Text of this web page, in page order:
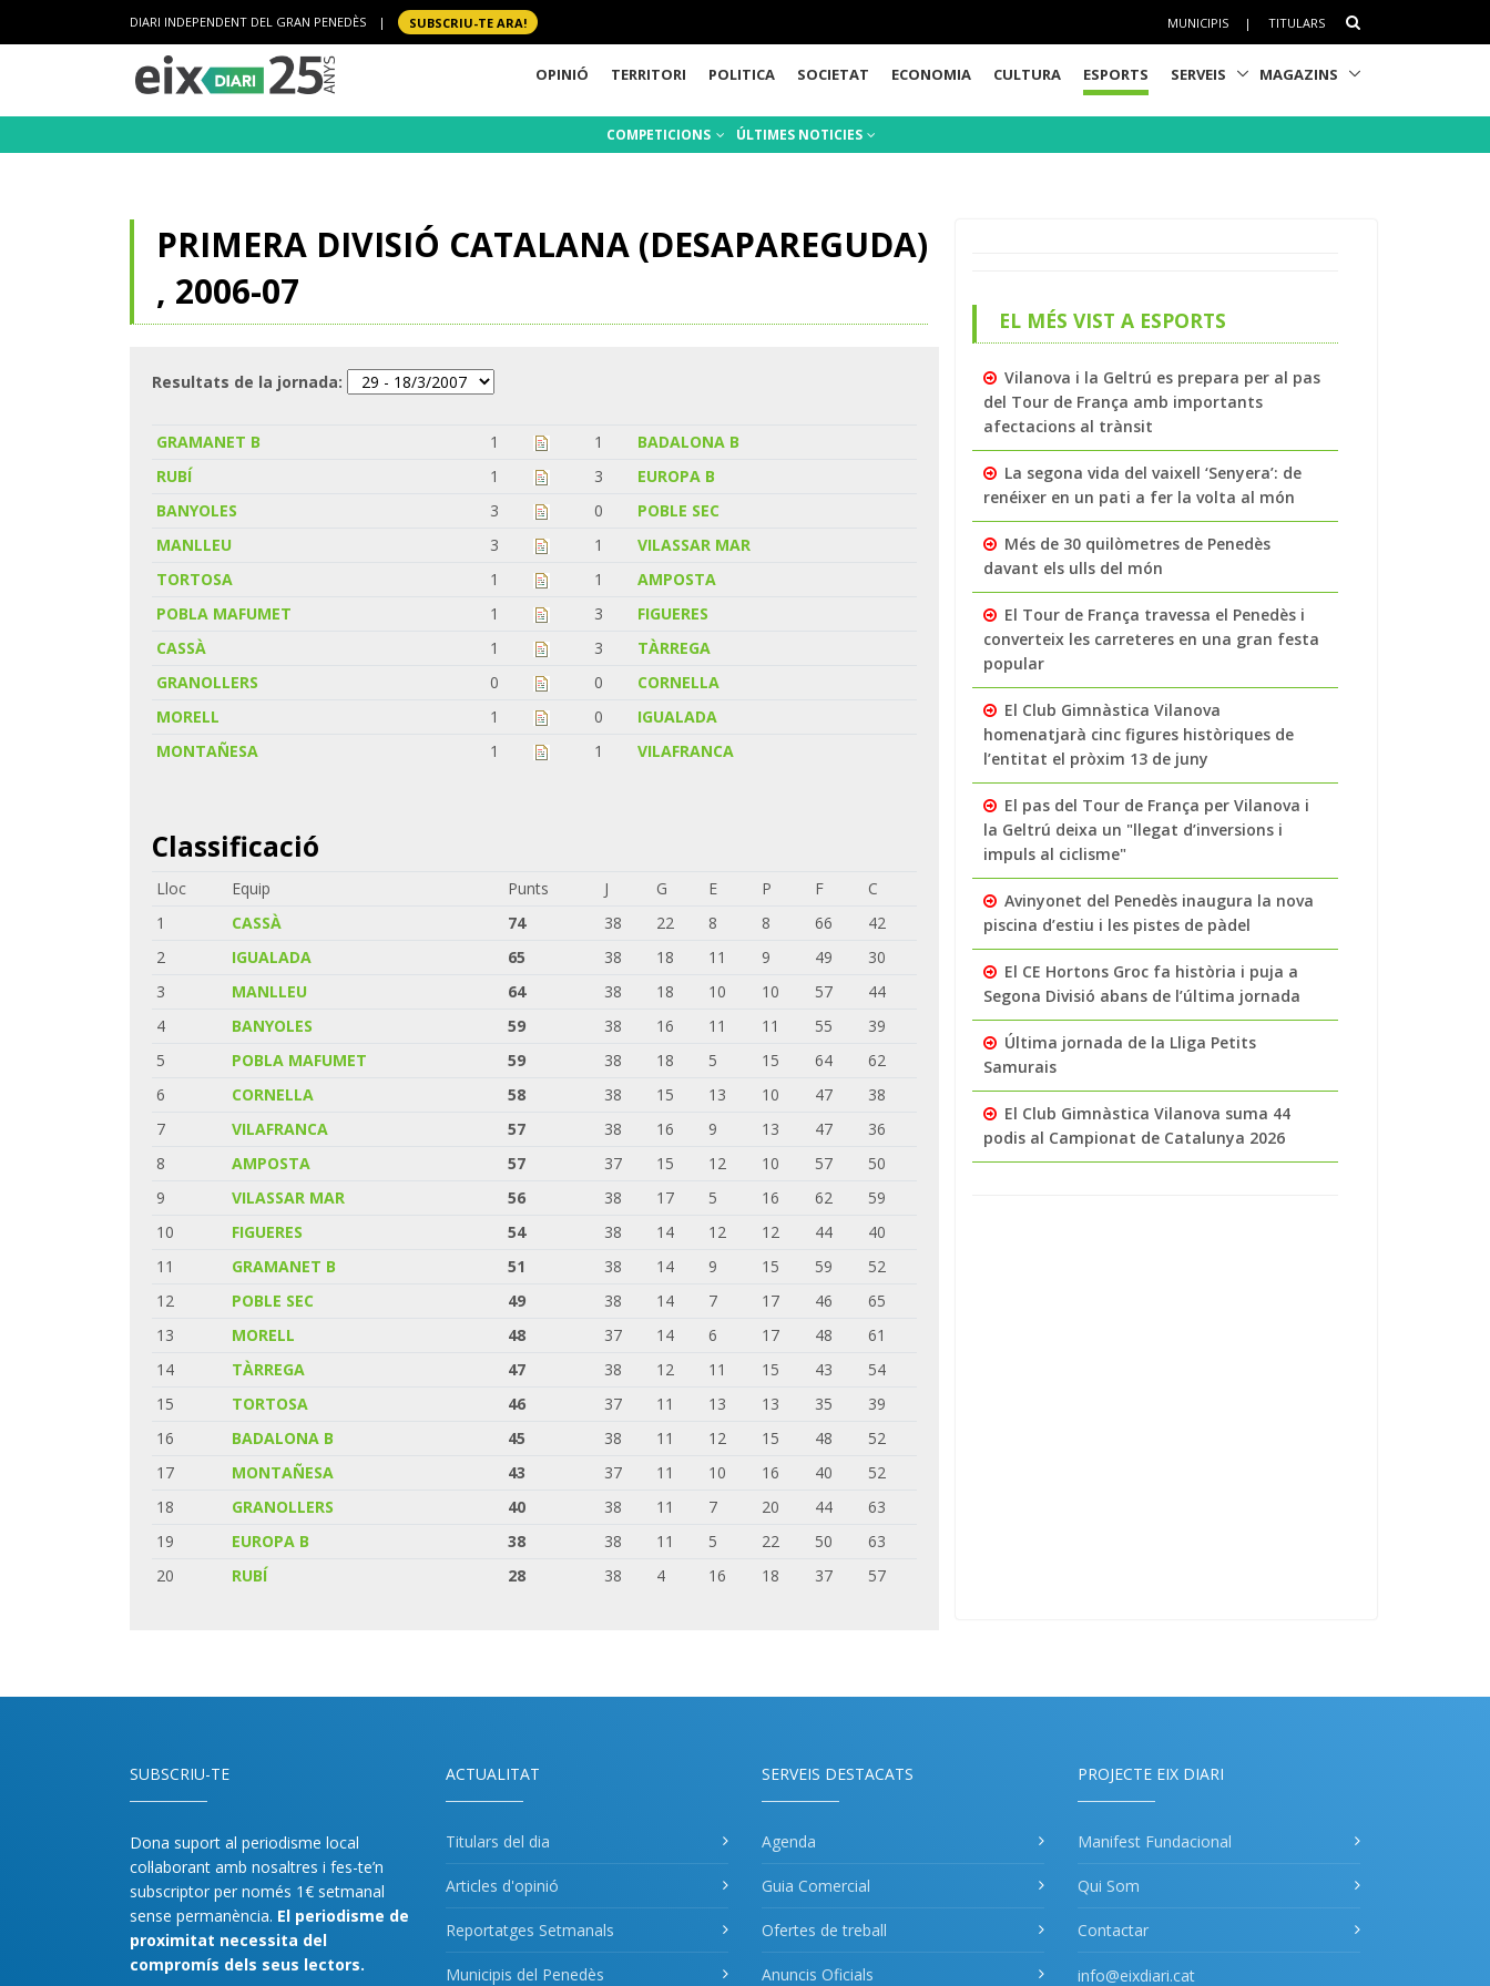
DIARI INDEPENDENT DEL GRAN PENEDÈS | SUBSCRIU-TE ARA! MUNICIPIS | TITULARS
OPINIÓ TERRITORI POLITICA SOCIETAT ECONOMIA CULTURA ESPORTS SERVEIS MAGAZINS
COMPETICIONS ÚLTIMES NOTICIES
PRIMERA DIVISIÓ CATALANA (DESAPAREGUDA)
, 2006-07
Resultats de la jornada:
GRAMANET B 1 1
BADALONA B
RUBÍ
1 3
EUROPA B
BANYOLES
3 0
POBLE SEC
MANLLEU
3 1
VILASSAR MAR
TORTOSA
1 1
AMPOSTA
POBLA MAFUMET
1 3
FIGUERES
CASSÀ
1 3
TÀRREGA
GRANOLLERS
0 0
CORNELLA
MORELL
1 0
IGUALADA
MONTAÑESA
1 1 VILAFRANCA
Classificació
Lloc Equip Punts J G E P F
C
1
CASSÀ 74 38 22 8 8 66
42
2
IGUALADA 65 38 18 11 9 49
30
3
MANLLEU 64 38 18 10 10 57
44
4
BANYOLES 59 38 16 11 11 55
39
5
POBLA MAFUMET 59 38 18 5 15 64
62
6
CORNELLA 58 38 15 13 10 47
38
7
VILAFRANCA 57 38 16 9 13 47
36
8
AMPOSTA 57 37 15 12 10 57
50
9
VILASSAR MAR 56 38 17 5 16 62
59
10
FIGUERES 54 38 14 12 12 44
40
11
GRAMANET B 51 38 14 9 15 59
52
12
POBLE SEC 49 38 14 7 17 46
65
13
MORELL 48 37 14 6 17 48
61
14
TÀRREGA 47 38 12 11 15 43
54
15
TORTOSA 46 37 11 13 13 35
39
16
BADALONA B 45 38 11 12 15 48
52
17
MONTAÑESA 43 37 11 10 16 40
52
18
GRANOLLERS 40 38 11 7 20 44
63
19
EUROPA B 38 38 11 5 22 50
63
20
RUBÍ 28 38 4 16 18 37 57
EL MÉS VIST A ESPORTS
Vilanova i la Geltrú es prepara per al pas
del Tour de França amb importants
afectacions al trànsit
La segona vida del vaixell ‘Senyera’: de
renéixer en un pati a fer la volta al món
Més de 30 quilòmetres de Penedès
davant els ulls del món
El Tour de França travessa el Penedès i
converteix les carreteres en una gran festa
popular
El Club Gimnàstica Vilanova
homenatjarà cinc figures històriques de
l’entitat el pròxim 13 de juny
El pas del Tour de França per Vilanova i
la Geltrú deixa un "llegat d’inversions i
impuls al ciclisme"
Avinyonet del Penedès inaugura la nova
piscina d’estiu i les pistes de pàdel
El CE Hortons Groc fa història i puja a
Segona Divisió abans de l’última jornada
Última jornada de la Lliga Petits
Samurais
El Club Gimnàstica Vilanova suma 44
podis al Campionat de Catalunya 2026
SUBSCRIU-TE
Dona suport al periodisme local
col·laborant amb nosaltres i fes-te’n
subscriptor per només 1€ setmanal
sense permanència. El periodisme de
proximitat necessita del
compromís dels seus lectors.
ACTUALITAT
Titulars del dia
Articles d'opinió
Reportatges Setmanals
Municipis del Penedès
SERVEIS DESTACATS
Agenda
Guia Comercial
Ofertes de treball
Anuncis Oficials
PROJECTE EIX DIARI
Manifest Fundacional
Qui Som
Contactar
info@eixdiari.cat